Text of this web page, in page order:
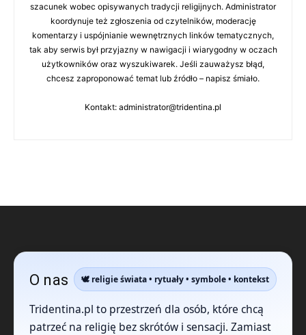
szacunek wobec opisywanych tradycji religijnych. Administrator
koordynuje też zgłoszenia od czytelników, moderację
komentarzy i uspójnianie wewnętrznych linków tematycznych,
tak aby serwis był przyjazny w nawigacji i wiarygodny w oczach
użytkowników oraz wyszukiwarek. Jeśli zauważysz błąd,
chcesz zaproponować temat lub źródło – napisz śmiało.
Kontakt: administrator@tridentina.pl
O nas 🕊️ religie świata • rytuały • symbole • kontekst
Tridentina.pl to przestrzeń dla osób, które chcą
patrzeć na religię bez skrótów i sensacji. Zamiast